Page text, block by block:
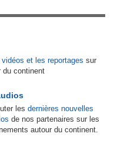
vidéos et les reportages sur
du continent
les dernières nouvelles
de nos partenaires sur les
autour du continent.